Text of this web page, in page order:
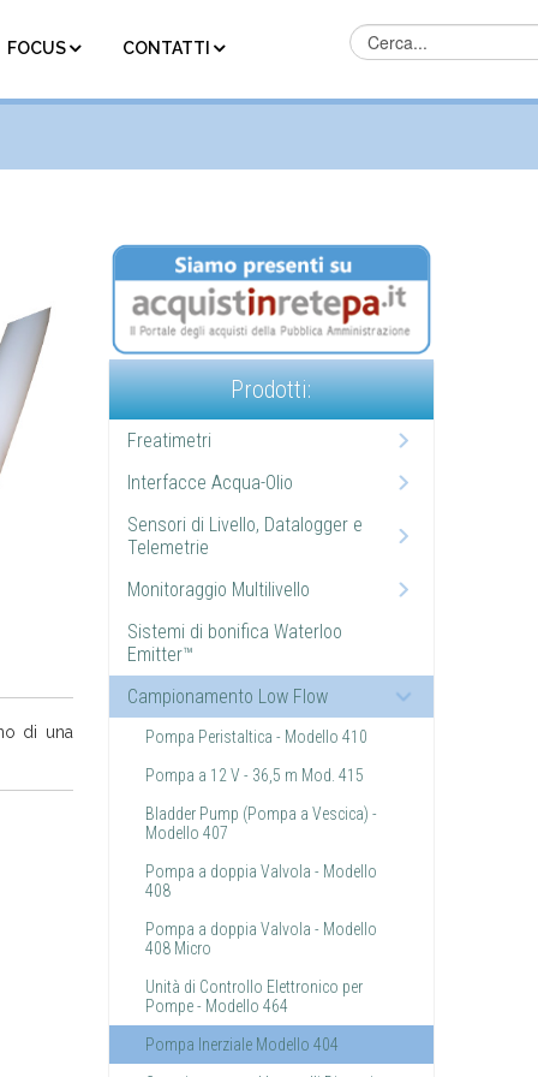
FOCUS CONTATTI
di una
Prodotti:
Freatimetri
Interfacce Acqua-Olio
Sensori di Livello, Datalogger e
Telemetrie
Monitoraggio Multilivello
Sistemi di bonifica Waterloo
Emitter™
Campionamento Low Flow
Pompa Peristaltica - Modello 410
Pompa a 12 V - 36,5 m Mod. 415
Bladder Pump (Pompa a Vescica) -
Modello 407
Pompa a doppia Valvola - Modello
408
Pompa a doppia Valvola - Modello
408 Micro
Unità di Controllo Elettronico per
Pompe - Modello 464
Pompa Inerziale Modello 404